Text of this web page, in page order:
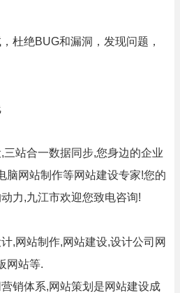
杜绝BUG和漏洞，发现问题，
站合一数据同步,您身边的企业
脑网站制作等网站建设专家!您的
力,九江市欢迎您致电咨询!
,网站制作,网站建设,设计公司网
网站等.
销体系,网站策划是网站建设成